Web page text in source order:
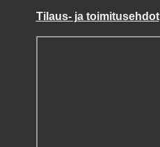
Tilaus- ja toimitusehdot